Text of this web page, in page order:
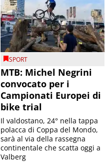
SPORT
MTB: Michel Negrini
convocato per i
Campionati Europei di
bike trial
Il valdostano, 24° nella tappa
polacca di Coppa del Mondo,
sarà al via della rassegna
continentale che scatta oggi a
Valberg